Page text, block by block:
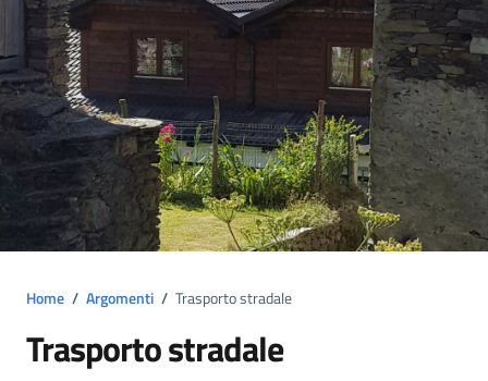
Home / Argomenti / Trasporto stradale
Trasporto stradale